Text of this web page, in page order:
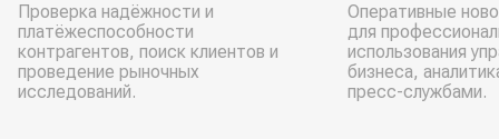
Проверка надёжности и
платёжеспособности
контрагентов, поиск клиентов и
проведение рыночных
исследований.
Оперативные
для
использования
бизнеса,
пресс-службами.